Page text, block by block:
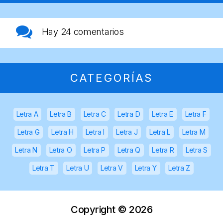
Hay 24 comentarios
CATEGORÍAS
Letra A Letra B Letra C Letra D Letra E Letra F
Letra G Letra H Letra I Letra J Letra L Letra M
Letra N Letra O Letra P Letra Q Letra R Letra S
Letra T Letra U Letra V Letra Y Letra Z
Copyright © 2026